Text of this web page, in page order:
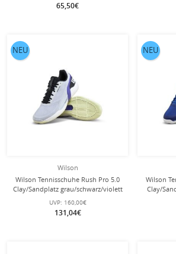
65,50€
Wilson
Wilson Tennisschuhe Rush Pro 5.0
Clay/Sandplatz grau/schwarz/violett
Herren
UVP: 160,00€
131,04€
NEU
Wilson
Clay/
NEU